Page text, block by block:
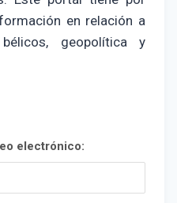
en relación a
geopolítica y
electrónico: